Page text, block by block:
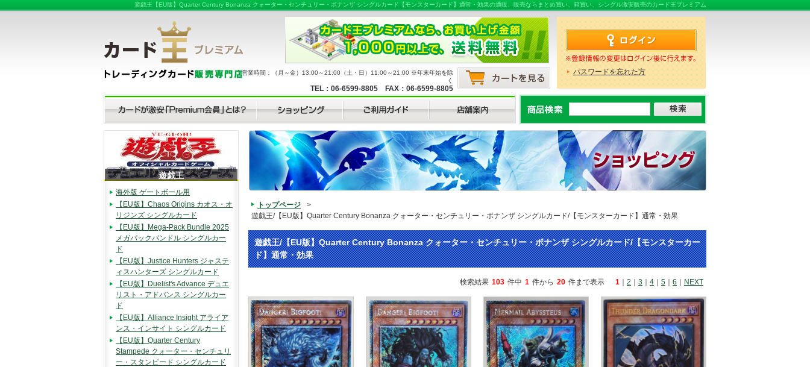
遊戯王【EU版】Quarter Century Bonanza クォーター・センチュリー・ボナンザ シングルカード【モンスターカード】通常・効果の通販、販売ならまとめ買い、箱買い、シングル激安販売のカード王プレミアム
営業時間：（月～金）13:00～21:00（土・日）11:00～21:00 ※年末年始を除
く
TEL：06-6599-8805 FAX：06-6599-8805
パスワードを忘れた方
トップページ
>
遊戯王/【EU版】Quarter Century Bonanza クォーター・センチュリー・ボナンザ シングルカード/【モンスターカード】通常・効果
遊戯王/【EU版】Quarter Century Bonanza クォーター・センチュリー・ボナンザ シングルカード/【モンスターカー
ド】通常・効果
検索結果 103 件中 1 件から 20 件まで表示 1 2 3 4 5 6 NEXT
遊戯王
海外版 ゲートボール用
【EU版】Chaos Origins カオス・オ
リジンズ シングルカード
【EU版】Mega-Pack Bundle 2025
メガパックバンドル シングルカー
ド
【EU版】Justice Hunters ジャステ
ィスハンターズ シングルカード
【EU版】Duelist's Advance デュエ
リスト・アドバンス シングルカー
ド
【EU版】Alliance Insight アライア
ンス・インサイト シングルカード
【EU版】Quarter Century
Stampede クォーター・センチュリ
ー・スタンピード シングルカード